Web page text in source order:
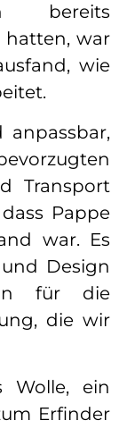
bereits
hatten, war
wie
anpassbar,
Transport
Pappe
war. Es
Design
für die
die wir
Wolle, ein
Erfinder